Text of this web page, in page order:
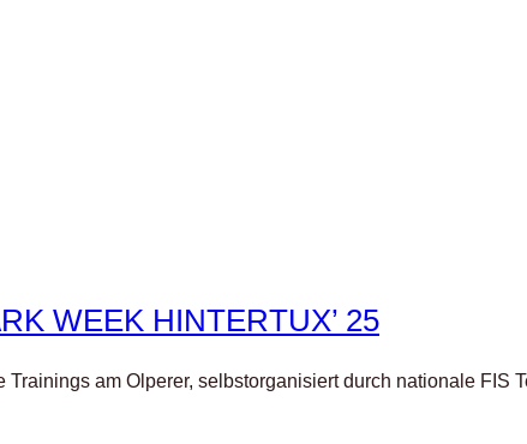
WEEK HINTERTUX’ 25
am Olperer, selbstorganisiert durch nationale FIS